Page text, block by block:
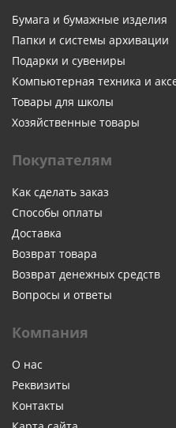
Бумага и бумажные изделия
Папки и системы архивации
Подарки и сувениры
Компьютерная техника и
Товары для школы
Хозяйственные товары
Покупателям
Как сделать заказ
Способы оплаты
Доставка
Возврат товара
Возврат денежных средств
Вопросы и ответы
Компания
О нас
Реквизиты
Контакты